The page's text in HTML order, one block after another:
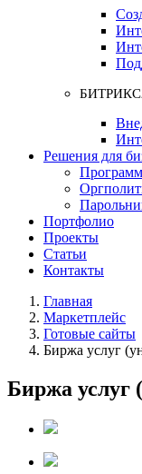
Решения для
Портфолио
Проекты
Статьи
Контакты
Главная
Маркетплейс
Готовые сайты
Биржа услуг
Биржа услуг